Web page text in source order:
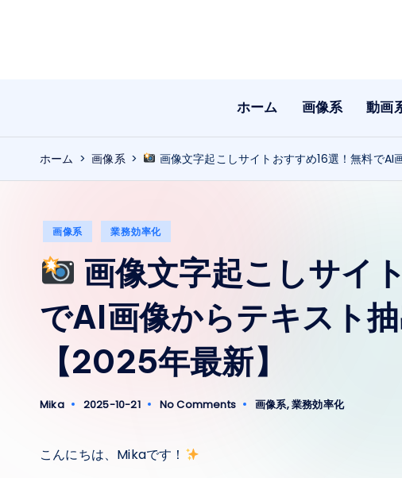
ホーム 画像系 動画
ホーム > 画像系 > 画像文字起こしサイトおすすめ16選！無料でAI
Posted
画像系 業務効率化
画像文字起こしサイ
でAI画像からテキスト
【2025年最新】
Posted
Mika 2025-10-21 No Comments Posted
画像系,業務効率化
こんにちは、Mikaです！